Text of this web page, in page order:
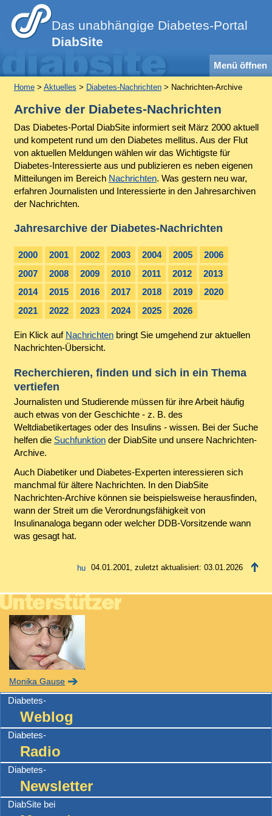
Das unabhängige Diabetes-Portal
DiabSite
Menü öffnen
Home> Aktuelles > Diabetes-Nachrichten> Nachrichten-Archive
Archive der Diabetes-Nachrichten
Das Diabetes-Portal DiabSite informiert seit März 2000 aktuell
und kompetent rund um den Diabetes mellitus. Aus der Flut
von aktuellen Meldungen wählen wir das Wichtigste für
Diabetes-Interessierte aus und publizieren es neben eigenen
Mitteilungen im Bereich Nachrichten. Was gestern neu war,
erfahren Journalisten und Interessierte in den Jahresarchiven
der Nachrichten.
Jahresarchive der Diabetes-Nachrichten
2000 2001 2002 2003 2004 2005
2006
2007
2008 2009 2010 2011 2012
2013
2014
2015 2016 2017 2018 2019
2020
2021
2022 2023 2024 2025 2026
Ein Klick auf Nachrichtenbringt Sie umgehend zur aktuellen
Nachrichten-Übersicht.
Recherchieren, finden und sich in ein Thema
vertiefen
Journalisten und Studierende müssen für ihre Arbeit häufig
auch etwas von der Geschichte - z. B. des
Weltdiabetikertages oder des Insulins - wissen. Bei der Suche
helfen die Suchfunktionder DiabSite und unsere Nachrichten-
Archive.
Auch Diabetiker und Diabetes-Experten interessieren sich
manchmal für ältere Nachrichten. In den DiabSite
Nachrichten-Archive können sie beispielsweise herausfinden,
wann der Streit um die Verordnungsfähigkeit von
Insulinanaloga begann oder welcher DDB-Vorsitzende wann
was gesagt hat.
04.01.2001, zuletzt aktualisiert: 03.01.2026
Monika Gause
Diabetes-
Weblog
Diabetes-
Radio
Diabetes-
Newsletter
DiabSite bei